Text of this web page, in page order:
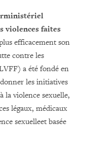
violences faites
efficacement son
contre les
a été fondé en
les initiatives
la violence sexuelle,
légaux, médicaux
sexuelleet basée